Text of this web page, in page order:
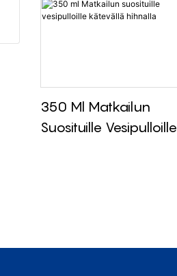
350 Ml Matkailun
Suosituille Vesipulloille